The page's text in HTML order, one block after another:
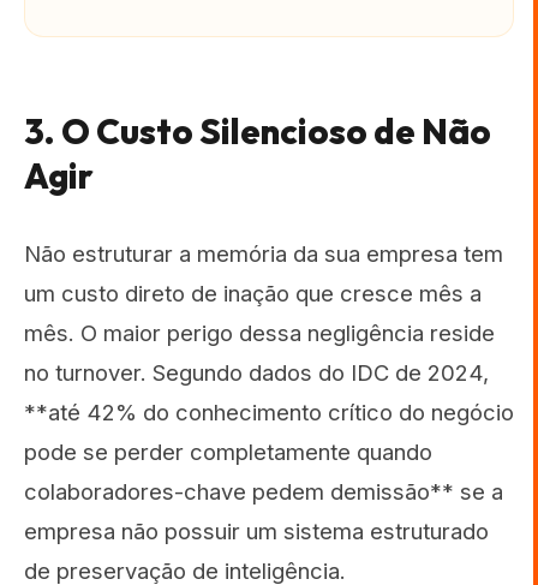
3. O Custo Silencioso de Não
Agir
Não estruturar a memória da sua empresa tem
um custo direto de inação que cresce mês a
mês. O maior perigo dessa negligência reside
no turnover. Segundo dados do IDC de 2024,
**até 42% do conhecimento crítico do negócio
pode se perder completamente quando
colaboradores-chave pedem demissão** se a
empresa não possuir um sistema estruturado
de preservação de inteligência.